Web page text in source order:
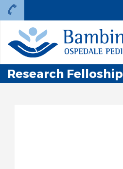
Research Felloship